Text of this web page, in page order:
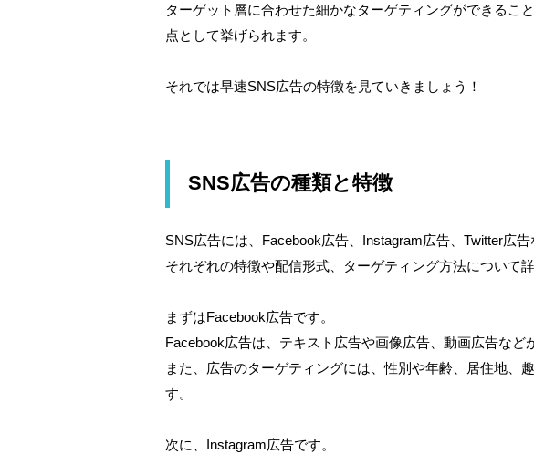
ターゲット層に合わせた細かなターゲティングができるこ
点として挙げられます。
それでは早速SNS広告の特徴を見ていきましょう！
SNS広告の種類と特徴
SNS広告には、Facebook広告、Instagram広告、Twitter広告
それぞれの特徴や配信形式、ターゲティング方法について
まずはFacebook広告です。
Facebook広告は、テキスト広告や画像広告、動画広告など
また、広告のターゲティングには、性別や年齢、居住地、
す。
次に、Instagram広告です。